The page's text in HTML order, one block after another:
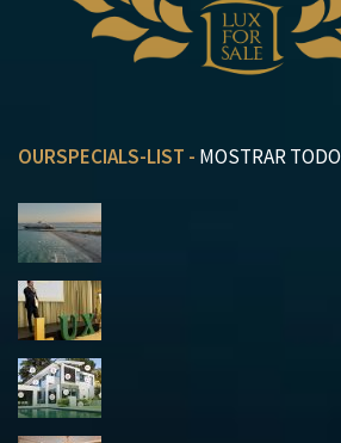
OURSPECIALS-LIST - MOSTRAR TODO